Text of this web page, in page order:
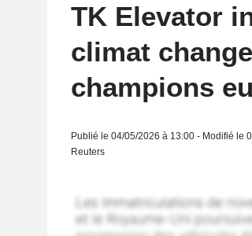
TK Elevator
climat
champions
Publié le 04/05/2026 à 13:00 - Modifié le
Reuters